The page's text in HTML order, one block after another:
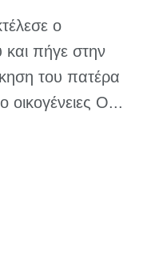
ο
και πήγε στην
του πατέρα
οικογένειες Ο...